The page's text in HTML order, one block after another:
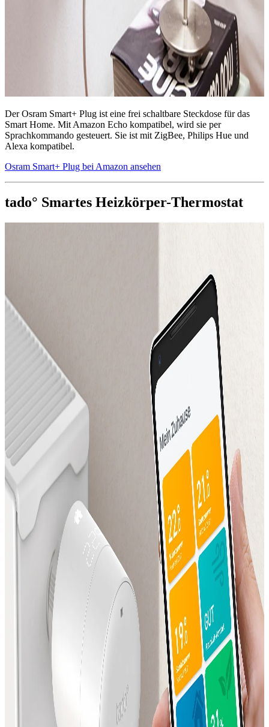
Der Osram Smart+ Plug ist eine frei schaltbare Steckdose für das
Smart Home. Mit Amazon Echo kompatibel, wird sie per
Sprachkommando gesteuert. Sie ist mit ZigBee, Philips Hue und
Alexa kompatibel.
Osram Smart+ Plug bei Amazon ansehen
tado° Smartes Heizkörper-Thermostat